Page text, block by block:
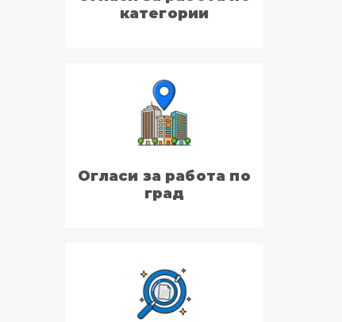
категории
Огласи за работа по
град